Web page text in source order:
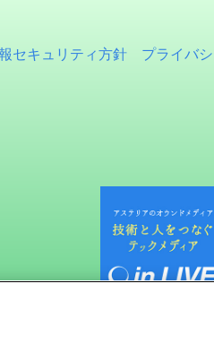
セキュリティ方針 プライバ